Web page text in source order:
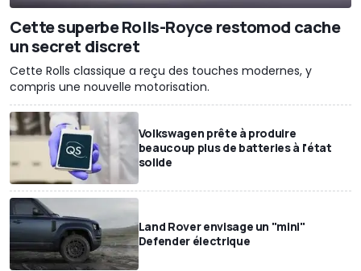
Cette superbe Rolls-Royce restomod cache
un secret discret
Cette Rolls classique a reçu des touches modernes, y
compris une nouvelle motorisation.
Volkswagen prête à produire
beaucoup plus de batteries à l'état
solide
Land Rover envisage un "mini"
Defender électrique